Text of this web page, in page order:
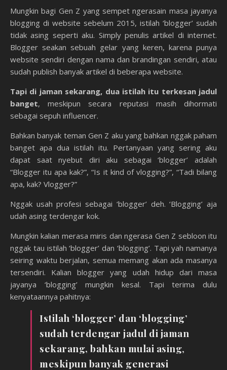
Mungkin bagi Gen Z yang sempet ngerasain masa jayanya
blogging di website sebelum 2015, istilah ‘blogger’ sudah
tidak asing seperti aku. Simply penulis artikel di internet.
Blogger seakan sebuah gelar yang keren, karena punya
website sendiri dengan nama dan brandingan sendiri, atau
sudah publish banyak artikel di beberapa website.
Tapi di jaman sekarang, dua istilah itu terkesan jadul
banget, meskipun secara reputasi masih dihormati
sebagai sepuh influencer.
Bahkan banyak teman Gen Z aku yang bahkan nggak paham
banget apa dua istilah itu. Pertanyaan yang sering aku
dapat saat nyebut diri aku sebagai ‘blogger’ adalah
“Blogger itu apa kak?”, “Is it kind of vlogging?”, “Tadi bilang
apa, kak? Vlogger?”
Nggak usah profesi sebagai ‘blogger’ deh. ‘Blogging’ aja
udah asing terdengar kok.
Mungkin kalian merasa miris dan ngerasa Gen Z sebloon itu
nggak tau istilah ‘blogger’ dan ‘blogging’. Tapi yah namanya
seiring waktu berjalan, semua memang akan ada masanya
tersendiri. Kalian blogger yang udah hidup dari masa
jayanya ‘blogging’ mungkin kesal. Tapi terima dulu
kenyataannya pahitnya:
Istilah ‘blogger’ dan ‘blogging’
sudah terdengar jadul di jaman
sekarang, bahkan mulai asing,
meskipun banyak generasi